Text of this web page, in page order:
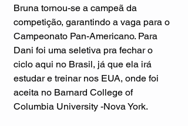
Bruna tornou-se a campeã da
competição, garantindo a vaga para o
Campeonato Pan-Americano. Para
Dani foi uma seletiva pra fechar o
ciclo aqui no Brasil, já que ela irá
estudar e treinar nos EUA, onde foi
aceita no Barnard College of
Columbia University -Nova York.